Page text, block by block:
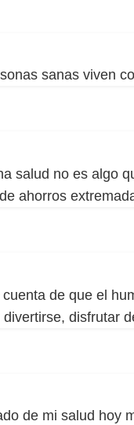
sanas viven
salud no es algo
ahorros
cuenta de que el
divertirse, disfrutar
de mi salud hoy